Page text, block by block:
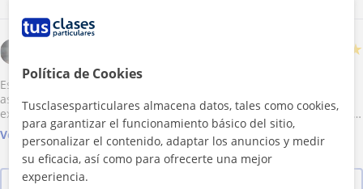
★
Estoy muy contenta con César porque me está ayudando con las
asignaturas que más me cuestan de la Universidad. Es un
excelente profesor, te explica y te ayuda a entender los conceptos
y además, en todo momento ha sabido resolver todas las dudas.
Por su experiencia y calidad como profesor lo recomiendo
encarecidamente.
Ver más
Política de Cookies
Tusclasesparticulares almacena datos, tales como cookies,
para garantizar el funcionamiento básico del sitio,
personalizar el contenido, adaptar los anuncios y medir
su eficacia, así como para ofrecerte una mejor
experiencia.